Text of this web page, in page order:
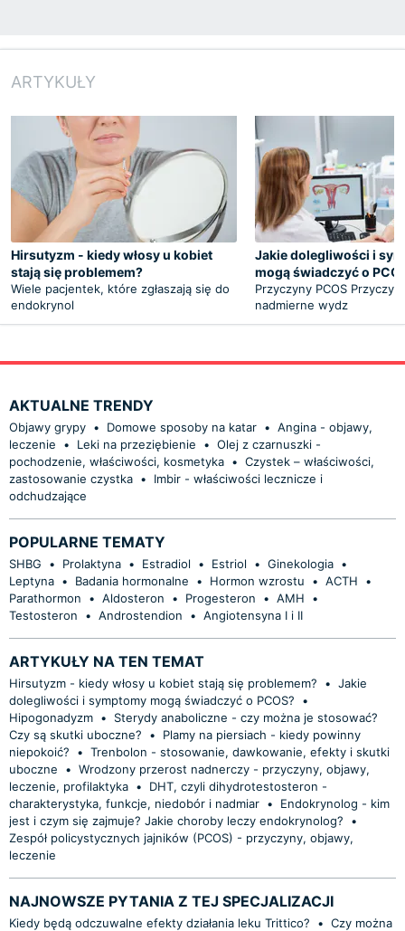
ARTYKUŁY
Hirsutyzm - kiedy włosy u kobiet
stają się problemem?
Wiele pacjentek, które zgłaszają się do
endokrynol
Jakie dolegliwości i
mogą świadczyć o
Przyczyny PCOS
nadmierne wydz
AKTUALNE TRENDY
Objawy grypy • Domowe sposoby na katar • Angina - objawy,
leczenie
• Leki na przeziębienie • Olej z czarnuszki -
pochodzenie, właściwości, kosmetyka • Czystek – właściwości,
zastosowanie czystka •
Imbir - właściwości lecznicze i
odchudzające
POPULARNE TEMATY
SHBG • Prolaktyna • Estradiol • Estriol • Ginekologia •
Leptyna • Badania hormonalne • Hormon wzrostu • ACTH
•
Parathormon
• Aldosteron • Progesteron • AMH
•
Testosteron
• Androstendion • Angiotensyna I i II
ARTYKUŁY NA TEN TEMAT
Hirsutyzm - kiedy włosy u kobiet stają się problemem? • Jakie
dolegliwości i symptomy mogą świadczyć o PCOS?
•
Hipogonadyzm •
Sterydy anaboliczne - czy można je stosować?
Czy są skutki uboczne?
•
Plamy na piersiach - kiedy powinny
niepokoić?
• Trenbolon - stosowanie, dawkowanie, efekty i skutki
uboczne
• Wrodzony przerost nadnerczy - przyczyny, objawy,
leczenie, profilaktyka •
DHT, czyli dihydrotestosteron -
charakterystyka, funkcje, niedobór i nadmiar •
Endokrynolog - kim
jest i czym się zajmuje? Jakie choroby leczy endokrynolog?
•
Zespół policystycznych jajników (PCOS) - przyczyny, objawy,
leczenie
NAJNOWSZE PYTANIA Z TEJ SPECJALIZACJI
Kiedy będą odczuwalne efekty działania leku Trittico? • Czy można